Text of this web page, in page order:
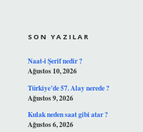
SON YAZILAR
Naat-i Şerif nedir ?
Ağustos 10, 2026
Türkiye’de 57. Alay nerede ?
Ağustos 9, 2026
Kulak neden saat gibi atar ?
Ağustos 6, 2026